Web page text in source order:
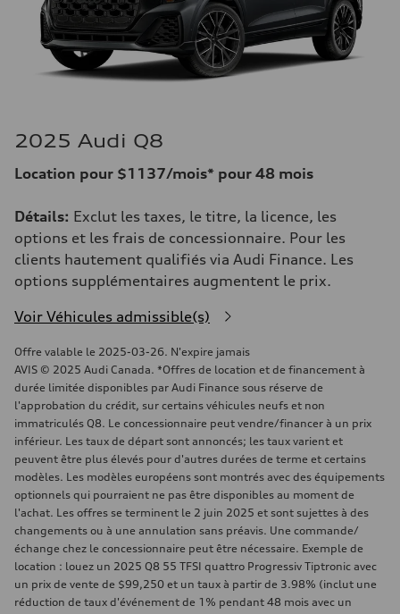
2025 Audi Q8
Location pour $1137/mois* pour 48 mois
Détails: Exclut les taxes, le titre, la licence, les
options et les frais de concessionnaire. Pour les
clients hautement qualifiés via Audi Finance. Les
options supplémentaires augmentent le prix.
Voir Véhicules admissible(s)
Offre valable le 2025-03-26. N'expire jamais
AVIS © 2025 Audi Canada. *Offres de location et de financement à
durée limitée disponibles par Audi Finance sous réserve de
l'approbation du crédit, sur certains véhicules neufs et non
immatriculés Q8. Le concessionnaire peut vendre/financer à un prix
inférieur. Les taux de départ sont annoncés; les taux varient et
peuvent être plus élevés pour d'autres durées de terme et certains
modèles. Les modèles européens sont montrés avec des équipements
optionnels qui pourraient ne pas être disponibles au moment de
l'achat. Les offres se terminent le 2 juin 2025 et sont sujettes à des
changements ou à une annulation sans préavis. Une commande/
échange chez le concessionnaire peut être nécessaire. Exemple de
location : louez un 2025 Q8 55 TFSI quattro Progressiv Tiptronic avec
un prix de vente de $99,250 et un taux à partir de 3.98% (inclut une
réduction de taux d'événement de 1% pendant 48 mois avec un